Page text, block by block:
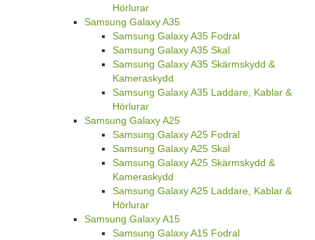
Hörlurar
Samsung Galaxy A35
Samsung Galaxy A35 Fodral
Samsung Galaxy A35 Skal
Samsung Galaxy A35 Skärmskydd &
Kameraskydd
Samsung Galaxy A35 Laddare, Kablar &
Hörlurar
Samsung Galaxy A25
Samsung Galaxy A25 Fodral
Samsung Galaxy A25 Skal
Samsung Galaxy A25 Skärmskydd &
Kameraskydd
Samsung Galaxy A25 Laddare, Kablar &
Hörlurar
Samsung Galaxy A15
Samsung Galaxy A15 Fodral